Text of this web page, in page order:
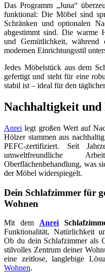
Das Programm „Juna“
funktional: Die Möbel sind
Schränken und optionalen
abgestimmt sind. Die warme
und Gemütlichkeit,
modernen Einrichtungsstil
Jedes Möbelstück aus dem
gefertigt und steht für eine
stabil ist – ideal für den
Nachhaltigkeit
Anrei legt großen Wert auf
Hölzer stammen aus
PEFC-zertifiziert. Seit
umweltfreundliche
Oberflächenbehandlung, was
der Möbel widerspiegelt.
Dein Schlafzimmer für
Wohnen
Mit dem Anrei
Funktionalität, Natürlichkeit
Ob du dein Schlafzimmer als
stilvolles Zentrum deiner
eine zeitlose, langlebige
Wohnen.